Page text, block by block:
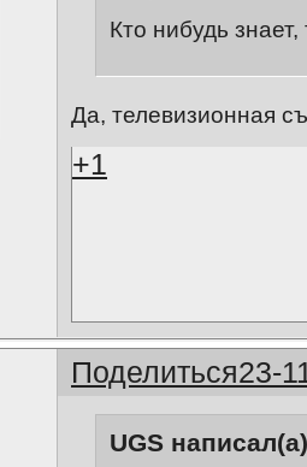
Кто нибудь
Да, телевизионная
+1
Поделиться23-
UGS